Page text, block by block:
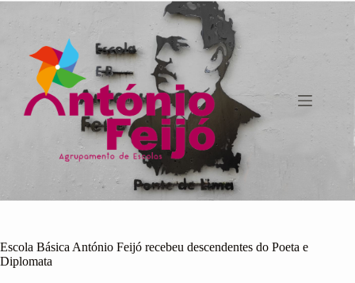
Pular
para
conteúdo
Escola Básica António Feijó recebeu descendentes do Poeta e
Diplomata